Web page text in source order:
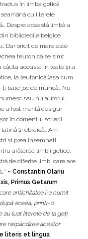
în limba gotică
cu literele
Despre această limbă a
bibliotecile belgice
Dar oricît de mare este
teutonică se simt
căuta aceasta în toate şi a
la teutonică (aşa cum
bate joc de muncă… Nu
sau nu autorul
a fost merită desigur
în domeniul scrierii
şi ebraică… Am
şi prea însemnaţi
arătarea limbii getice,
de diferite limbi care are
~ Constantin Olariu
Primus Getarum
antichitatea i-a numit
aceea, printr-o
au luat literele de la geţi.
raspândirea acestor
literis et lingua